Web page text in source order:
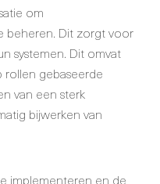
om
beheren. Dit zorgt voor
systemen. Dit omvat
gebaseerde
van een sterk
bijwerken van
implementeren en de